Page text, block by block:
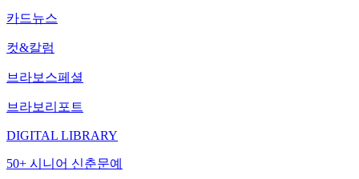
카드뉴스
컷&칼럼
브라보스페셜
브라보리포트
DIGITAL LIBRARY
50+ 시니어 신춘문예